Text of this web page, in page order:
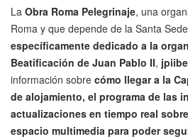
La Obra Roma Pelegrinaje, una
Roma y que depende de la Santa
específicamente dedicado a la
Beatificación de Juan Pablo II,
información sobre cómo llegar a la
de alojamiento, el programa de las
actualizaciones en tiempo real
espacio multimedia para poder